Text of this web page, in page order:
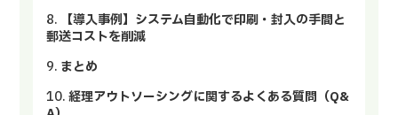
【導入事例】システム自動化で印刷・封入の手間と
郵送コストを削減
まとめ
経理アウトソーシングに関するよくある質問（Q&